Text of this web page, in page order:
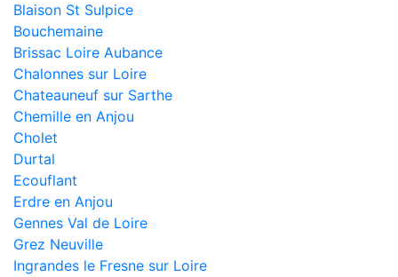
Blaison St Sulpice
Bouchemaine
Brissac Loire Aubance
Chalonnes sur Loire
Chateauneuf sur Sarthe
Chemille en Anjou
Cholet
Durtal
Ecouflant
Erdre en Anjou
Gennes Val de Loire
Grez Neuville
Ingrandes le Fresne sur Loire